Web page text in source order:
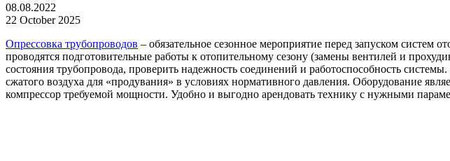
08.08.2022
22 October 2025
Опрессовка трубопроводов – обязательное сезонное мероприятие перед запуском
проводятся подготовительные работы к отопительному сезону (замены вентилей и
состояния трубопровода, проверить надежность соединений и работоспособность
сжатого воздуха для «продувания» в условиях нормативного давления. Оборудование
компрессор требуемой мощности. Удобно и выгодно арендовать технику с нужными